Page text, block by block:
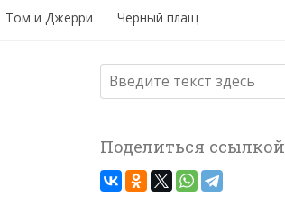
Том и Джерри Черный плащ
Поделиться ссылкой